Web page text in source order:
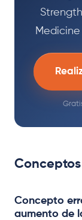
Medicine
Concepto
aumento de